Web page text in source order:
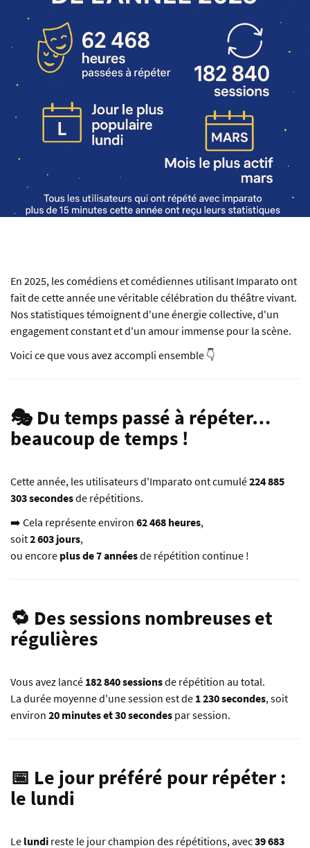
En 2025, les comédiens et comédiennes utilisant Imparato ont
fait de cette année une véritable célébration du théâtre vivant.
Nos statistiques témoignent d'une énergie collective, d'un
engagement constant et d'un amour immense pour la scène.
Voici ce que vous avez accompli ensemble 👇
🎭 Du temps passé à répéter…
beaucoup de temps !
Cette année, les utilisateurs d'Imparato ont cumulé224 885
303 secondesde répétitions.
➡️ Cela représente environ 62 468 heures,
soit2 603 jours,
ou encore plus de 7 annéesde répétition continue !
🔁 Des sessions nombreuses et
régulières
Vous avez lancé 182 840 sessionsde répétition au total.
La durée moyenne d'une session est de 1 230 secondes, soit
environ 20 minutes et 30 secondes par session.
📅 Le jour préféré pour répéter :
le lundi
Le lundi reste le jour champion des répétitions, avec39 683